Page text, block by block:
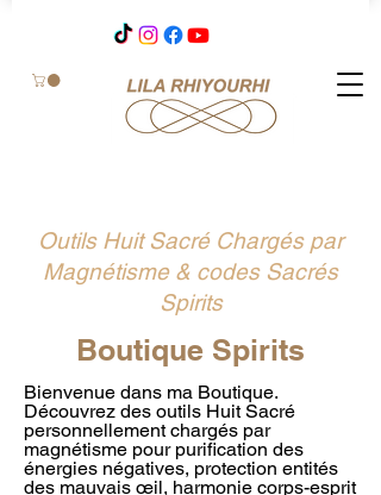
Outils Huit Sacré Chargés par
Magnétisme & codes Sacrés
Spirits
Boutique Spirits
Bienvenue dans ma Boutique.
Découvrez des outils Huit Sacré
personnellement chargés par
magnétisme pour purification des
énergies négatives, protection entités
des mauvais œil, harmonie corps-esprit